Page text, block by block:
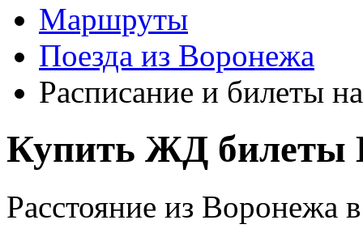
Маршруты
Поезда из Воронежа
Расписание и билеты
Купить ЖД билеты
Расстояние из Воронежа